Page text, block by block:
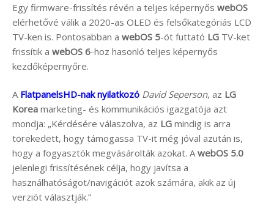
Egy firmware-frissítés révén a teljes képernyős webOS
elérhetővé válik a 2020-as OLED és felsőkategóriás LCD
TV-ken is. Pontosabban a webOS 5-öt futtató LG TV-ket
frissítik a webOS 6-hoz hasonló teljes képernyős
kezdőképernyőre.
A FlatpanelsHD-nak nyilatkozó David Seperson, az LG
Korea marketing- és kommunikációs igazgatója azt
mondja: „Kérdésére válaszolva, az LG mindig is arra
törekedett, hogy támogassa TV-it még jóval azután is,
hogy a fogyasztók megvásárolták azokat. AwebOS 5.0
jelenlegi frissítésének célja, hogy javítsa a
használhatóságot/navigációt azok számára, akik az új
verziót választják.”